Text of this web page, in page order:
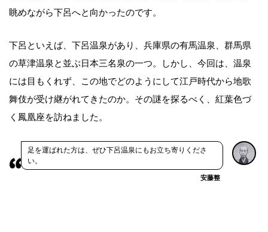
眺めながら下呂へと向かったのです。
下呂といえば、下呂温泉があり、兵庫県の有馬温泉、群馬県
の草津温泉と並ぶ日本三名泉の一つ。しかし、今回は、温泉
には目もくれず、この地でどのようにして江戸時代から地歌
舞伎が受け継がれてきたのか。その謎を探るべく、紅葉色づ
く鳳凰座を訪ねました。
足を運ばれた方は、ぜひ下呂温泉にもお立ち寄りくださ
い。
安藤整